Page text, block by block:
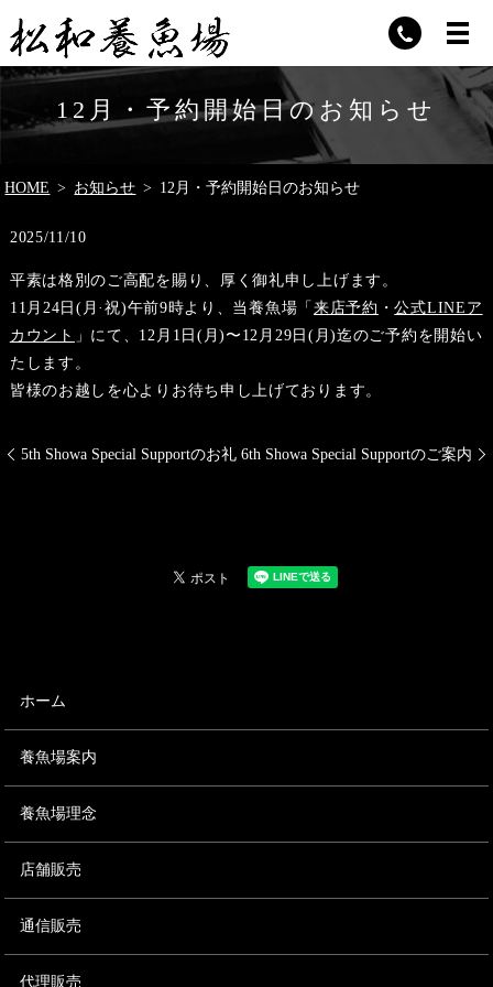
12月・予約開始日のお知らせ
HOME お知らせ 12月・予約開始日のお知らせ
2025/11/10
平素は格別のご高配を賜り、厚く御礼申し上げます。
11月24日(月·祝)午前9時より、当養魚場「 来店予約 ・公式LINEア
カウント 」にて、12月1日(月)〜12月29日(月)迄のご予約を開始い
たします。
皆様のお越しを心よりお待ち申し上げております。
5th Showa Special Supportのお礼 6th Showa Special Supportのご案内
ホーム
養魚場案内
養魚場理念
店舗販売
通信販売
代理販売